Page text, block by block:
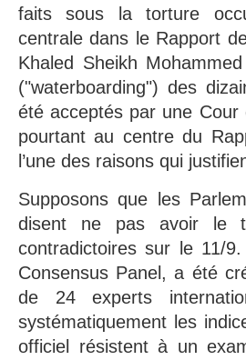
faits sous la torture
centrale dans le Rapport
Khaled Sheikh
("waterboarding") des
été acceptés par une
pourtant au centre du
l’une des raisons qui
Supposons que les
disent ne pas avoir le
contradictoires sur le 11/
Consensus Panel, a été
de 24 experts
systématiquement les
officiel résistent à un